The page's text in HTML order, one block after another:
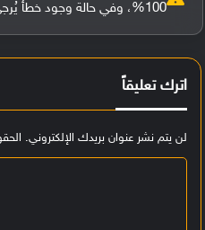
100%، وفي حالة وجود خطأ يُرجى
اترك تعليقاً
لن يتم نشر عنوان بريدك الإلكتروني.